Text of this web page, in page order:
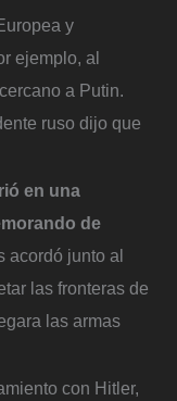
y
ejemplo, al
a Putin.
ruso dijo que
en una
de
acordó junto al
las fronteras de
las armas
con Hitler,